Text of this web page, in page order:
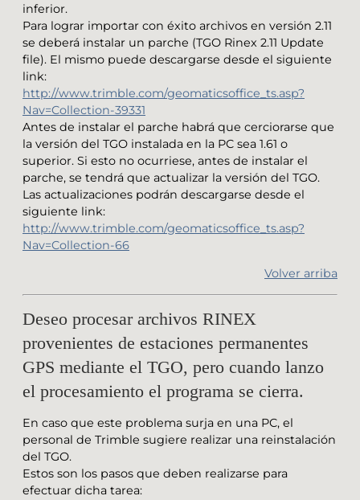
inferior.
Para lograr importar con éxito archivos en versión 2.11
se deberá instalar un parche (TGO Rinex 2.11 Update
file). El mismo puede descargarse desde el siguiente
link:
http://www.trimble.com/geomaticsoffice_ts.asp?
Nav=Collection-39331
Antes de instalar el parche habrá que cerciorarse que
la versión del TGO instalada en la PC sea 1.61 o
superior. Si esto no ocurriese, antes de instalar el
parche, se tendrá que actualizar la versión del TGO.
Las actualizaciones podrán descargarse desde el
siguiente link:
http://www.trimble.com/geomaticsoffice_ts.asp?
Nav=Collection-66
Volver arriba
Deseo procesar archivos RINEX
provenientes de estaciones permanentes
GPS mediante el TGO, pero cuando lanzo
el procesamiento el programa se cierra.
En caso que este problema surja en una PC, el
personal de Trimble sugiere realizar una reinstalación
del TGO.
Estos son los pasos que deben realizarse para
efectuar dicha tarea: